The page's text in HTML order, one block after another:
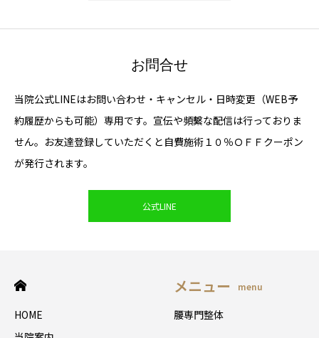
お問合せ
当院公式LINEはお問い合わせ・キャンセル・日時変更（WEB予
約履歴からも可能）専用です。宣伝や頻繫な配信は行っておりま
せん。お友達登録していただくと自費施術１０％ＯＦＦクーポン
が発行されます。
公式LINE
HOME
メニュー menu
腰専門整体